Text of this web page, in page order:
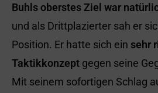
Buhls oberstes Ziel war
und als Drittplazierter sah er
Position. Er hatte sich ein sehr
Taktikkonzept gegen seine
Mit seinem sofortigen Schlag